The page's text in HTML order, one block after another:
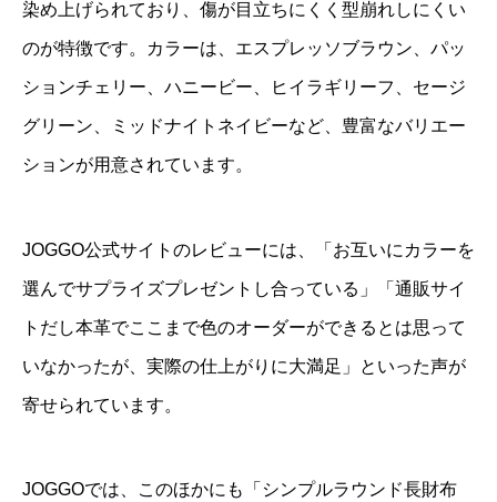
染め上げられており、傷が目立ちにくく型崩れしにくい
のが特徴です。カラーは、エスプレッソブラウン、パッ
ションチェリー、ハニービー、ヒイラギリーフ、セージ
グリーン、ミッドナイトネイビーなど、豊富なバリエー
ションが用意されています。
JOGGO公式サイトのレビューには、「お互いにカラーを
選んでサプライズプレゼントし合っている」「通販サイ
トだし本革でここまで色のオーダーができるとは思って
いなかったが、実際の仕上がりに大満足」といった声が
寄せられています。
JOGGOでは、このほかにも「シンプルラウンド長財布